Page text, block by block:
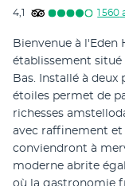
4,1 1 560
Bienvenue à l'Eden
établissement
Bas. Installé à deux
étoiles permet de
richesses
avec raffinement et
conviendront à
moderne abrite
où la gastronomie